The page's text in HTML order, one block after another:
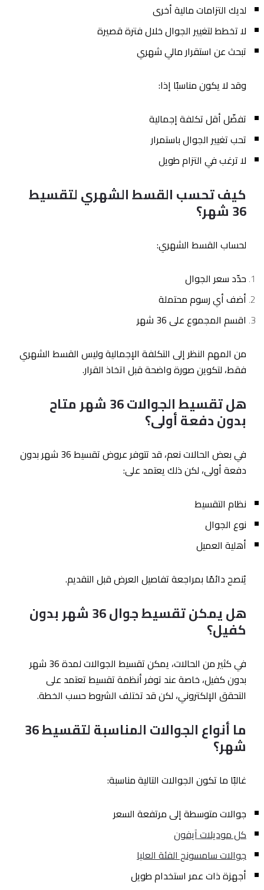
لديك التزامات مالية أخرى
لا تخطط لتغيير الجوال خلال فترة قصيرة
تبحث عن استقرار مالي شهري
وقد لا يكون مناسبًا إذا:
تفضّل أقل تكلفة إجمالية
تحب تغيير الجوال باستمرار
لا ترغب في التزام طويل
كيف تحسب القسط الشهري لتقسيط
36 شهر؟
لحساب القسط الشهري:
حدّد سعر الجوال
أضف أي رسوم محتملة
اقسم المجموع على 36 شهر
من المهم النظر إلى التكلفة الإجمالية وليس القسط الشهري
فقط، لتكوين صورة واضحة قبل اتخاذ القرار.
هل تقسيط الجوالات 36 شهر متاح
بدون دفعة أولى؟
في بعض الحالات نعم، قد تتوفر عروض تقسيط 36 شهر بدون
دفعة أولى، لكن ذلك يعتمد على:
نظام التقسيط
نوع الجوال
أهلية العميل
يُنصح دائمًا بمراجعة تفاصيل العرض قبل التقديم.
هل يمكن تقسيط جوال 36 شهر بدون
كفيل؟
في كثير من الحالات، يمكن تقسيط الجوالات لمدة 36 شهر
بدون كفيل، خاصة عند توفر أنظمة تقسيط تعتمد على
التحقق الإلكتروني، لكن قد تختلف الشروط حسب الخطة.
ما أنواع الجوالات المناسبة لتقسيط 36
شهر؟
غالبًا ما تكون الجوالات التالية مناسبة:
جوالات متوسطة إلى مرتفعة السعر
كل موديلات آيفون
جوالات سامسونج الفئة العليا
أجهزة ذات عمر استخدام طويل